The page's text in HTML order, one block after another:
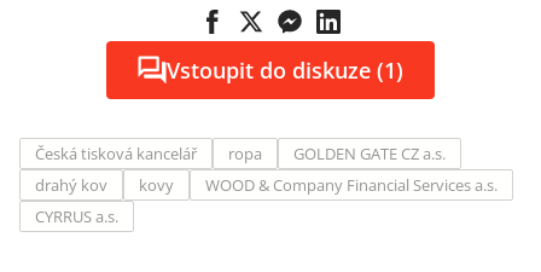
Vstoupit do diskuze (1)
Česká tisková kancelář ropa
GOLDEN GATE CZ a.s.
drahý kov
kovy
WOOD & Company Financial Services a.s.
CYRRUS a.s.